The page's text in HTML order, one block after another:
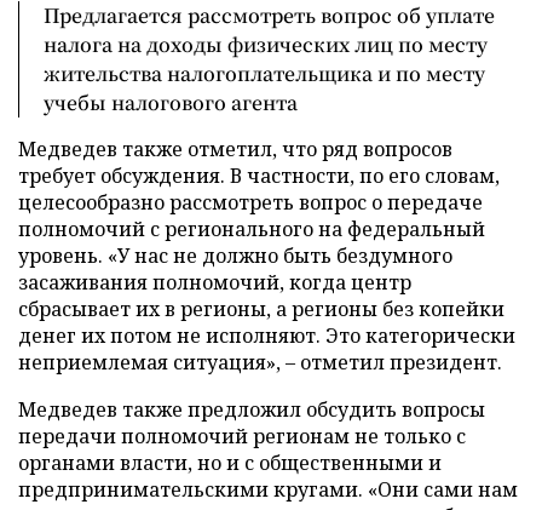
Предлагается рассмотреть вопрос об уплате
налога на доходы физических лиц по месту
жительства налогоплательщика и по месту
учебы налогового агента
Медведев также отметил, что ряд вопросов
требует обсуждения. В частности, по его словам,
целесообразно рассмотреть вопрос о передаче
полномочий с регионального на федеральный
уровень. «У нас не должно быть бездумного
засаживания полномочий, когда центр
сбрасывает их в регионы, а регионы без копейки
денег их потом не исполняют. Это категорически
неприемлемая ситуация», – отметил президент.
Медведев также предложил обсудить вопросы
передачи полномочий регионам не только с
органами власти, но и с общественными и
предпринимательскими кругами. «Они сами нам